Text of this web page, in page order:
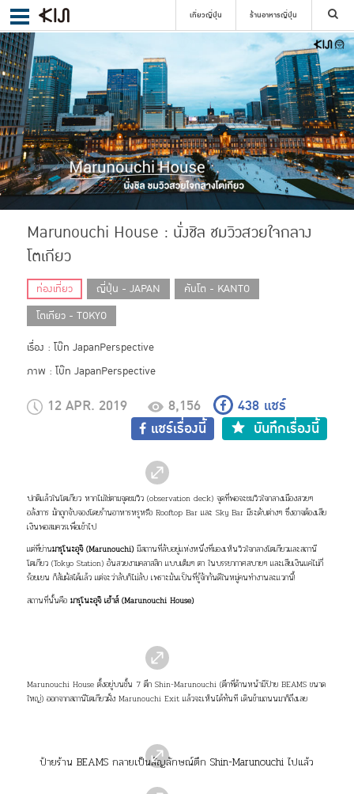
เที่ยวญี่ปุ่น ร้านอาหารญี่ปุ่น
ค้นหา
เลือกย่าน
ค้นหา
12 APR. 2019 8,156 438 แชร์
แชร์เรื่องนี้
บันทึกเรื่องนี้
Marunouchi House : นั่งชิล ชมวิวสวยใจกลาง
โตเกียว
ท่องเที่ยว ญี่ปุ่น - JAPAN
คันโต - KANTO
โตเกียว - TOKYO
เรื่อง : โบ๊ท JapanPerspective
ภาพ : โบ๊ท JapanPerspective
ปกติแล้วในโตเกียว หากไม่ใช่ตามจุดชมวิว (observation deck) จุดที่พอจะชมวิวใจกลางเมืองสวยๆ
อลังการ มักถูกจับจองโดยร้านอาหารหรูหรือ Rooftop Bar และ Sky Bar มีระดับต่างๆ ซึ่งอาจต้องเสีย
เงินพอสมควรเพื่อเข้าไป
แต่ที่ย่านมารุโนะอุจิ (Marunouchi)มีสถานที่ลับอยู่แห่งหนึ่งที่มองเห็นวิวใจกลางโตเกียวและสถานี
โตเกียว (Tokyo Station) อันสวยงามคลาสสิก แบบเต็มๆ ตา ในบรรยากาศสบายๆ และเสียเงินแค่ไม่กี่
ร้อยเยน ก็สัมผัสได้แล้วแต่จะว่าลับก็ไม่ลับ เพราะมันเป็นที่รู้จักกันดีในหมู่คนทำงานละแวกนี้!
สถานที่นั้นคือ มารุโนะอุจิ เฮ้าส์ (Marunouchi House)
Marunouchi House ตั้งอยู่บนชั้น 7 ตึก Shin-Marunouchi (ตึกที่ด้านหน้ามีป้าย BEAMS ขนาด
ใหญ่) ออกจากสถานีโตเกียวฝั่ง Marunouchi Exit แล้วจะเห็นได้ทันที เดินข้ามถนนมาก็ถึงเลย
ป้ายร้าน BEAMS กลายเป็นสัญลักษณ์ตึก Shin-Marunouchi ไปแล้ว